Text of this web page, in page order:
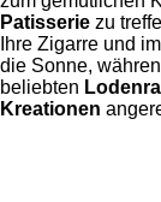
Patisserie zu
Ihre Zigarre und
die Sonne,
beliebten
Kreationen